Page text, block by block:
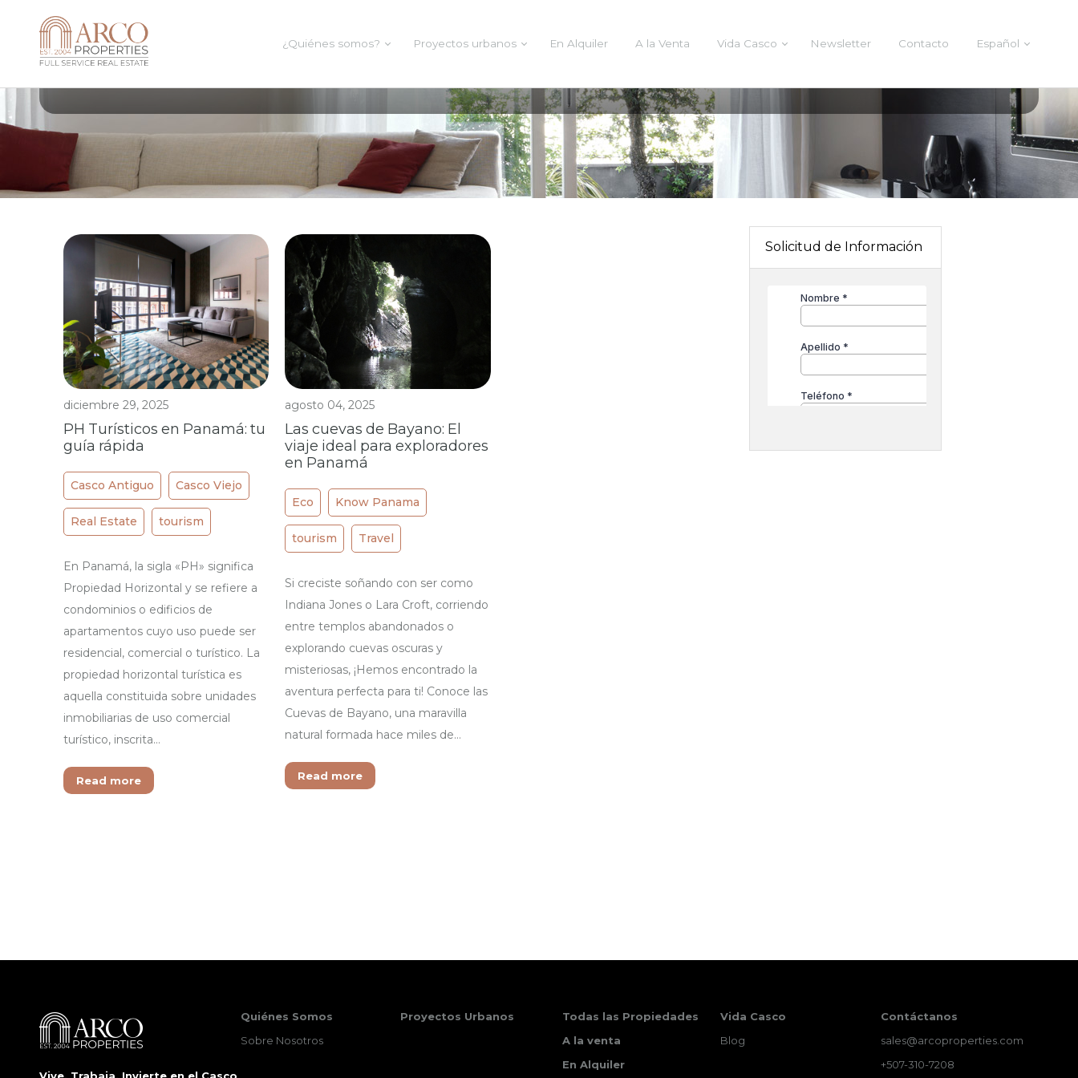
¿Quiénes somos? Proyectos urbanos En Alquiler A la Venta Vida Casco Newsletter Contacto Español
All Posts In Category
diciembre 29, 2025
PH Turísticos en Panamá: tu
guía rápida
Casco Antiguo Casco Viejo
Real Estate tourism
En Panamá, la sigla «PH» significa
Propiedad Horizontal y se refiere a
condominios o edificios de
apartamentos cuyo uso puede ser
residencial, comercial o turístico. La
propiedad horizontal turística es
aquella constituida sobre unidades
inmobiliarias de uso comercial
turístico, inscrita…
Read more
agosto 04, 2025
Las cuevas de Bayano: El
viaje ideal para exploradores
en Panamá
Eco Know Panama
tourism Travel
Si creciste soñando con ser como
Indiana Jones o Lara Croft, corriendo
entre templos abandonados o
explorando cuevas oscuras y
misteriosas, ¡Hemos encontrado la
aventura perfecta para ti! Conoce las
Cuevas de Bayano, una maravilla
natural formada hace miles de…
Read more
Solicitud de Información
Vive, Trabaja, Invierte en el Casco
Quiénes Somos
Sobre Nosotros
Proyectos Urbanos
Todas las Propiedades
A la venta
En Alquiler
Vida Casco
Blog
Contáctanos
sales@arcoproperties.com
+507-310-7208